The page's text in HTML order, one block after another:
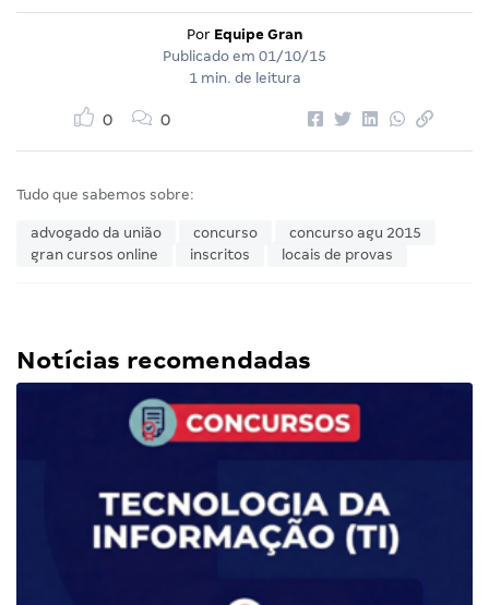
Por Equipe Gran
Publicado em 01/10/15
1 min. de leitura
0 0
Tudo que sabemos sobre:
advogado da união concurso
concurso agu 2015
gran cursos online
inscritos locais de provas
Notícias recomendadas